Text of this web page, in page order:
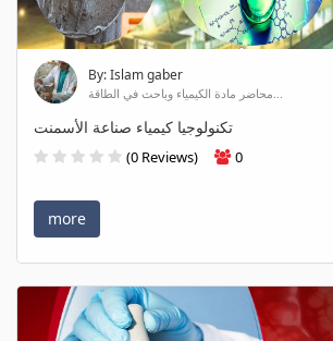
By: Islam gaber
محاضر مادة الكيمياء وباحث في الطاقة...
تكنولوجيا كيمياء صناعة الأسمنت
(0 Reviews) 0
more